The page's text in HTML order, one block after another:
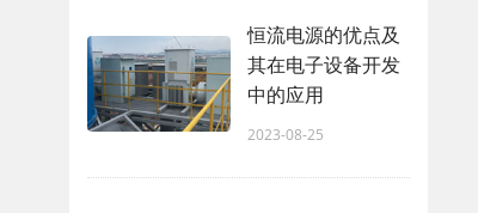
恒流电源的优点及
其在电子设备开发
中的应用
2023-08-25